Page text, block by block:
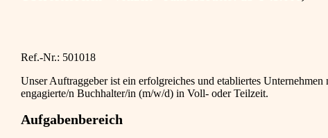
Ref.-Nr.: 501018
Unser Auftraggeber ist ein erfolgreiches und etabliertes
engagierte/n Buchhalter/in (m/w/d) in Voll- oder Teilzeit.
Aufgabenbereich